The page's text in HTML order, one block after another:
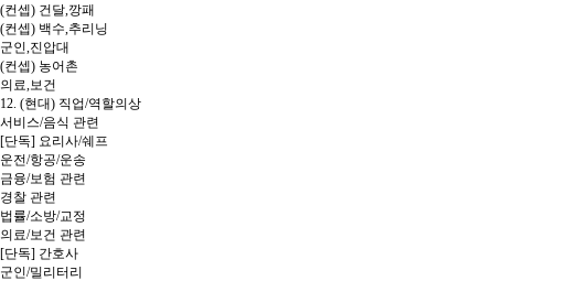
(컨셉) 건달,깡패
(컨셉) 백수,추리닝
군인,진압대
(컨셉) 농어촌
의료,보건
12. (현대) 직업/역할의상
서비스/음식 관련
[단독] 요리사/쉐프
운전/항공/운송
금융/보험 관련
경찰 관련
법률/소방/교정
의료/보건 관련
[단독] 간호사
군인/밀리터리